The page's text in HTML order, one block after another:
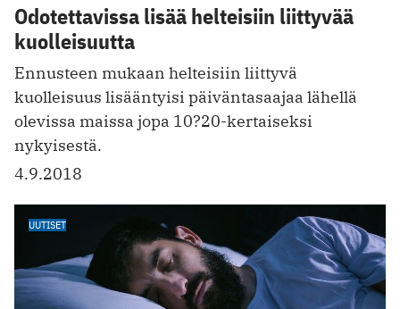
Odotettavissa lisää helteisiin liittyvää
kuolleisuutta
Ennusteen mukaan helteisiin liittyvä
kuolleisuus lisääntyisi päiväntasaajaa lähellä
olevissa maissa jopa 10?20-kertaiseksi
nykyisestä.
4.9.2018
UUTISET